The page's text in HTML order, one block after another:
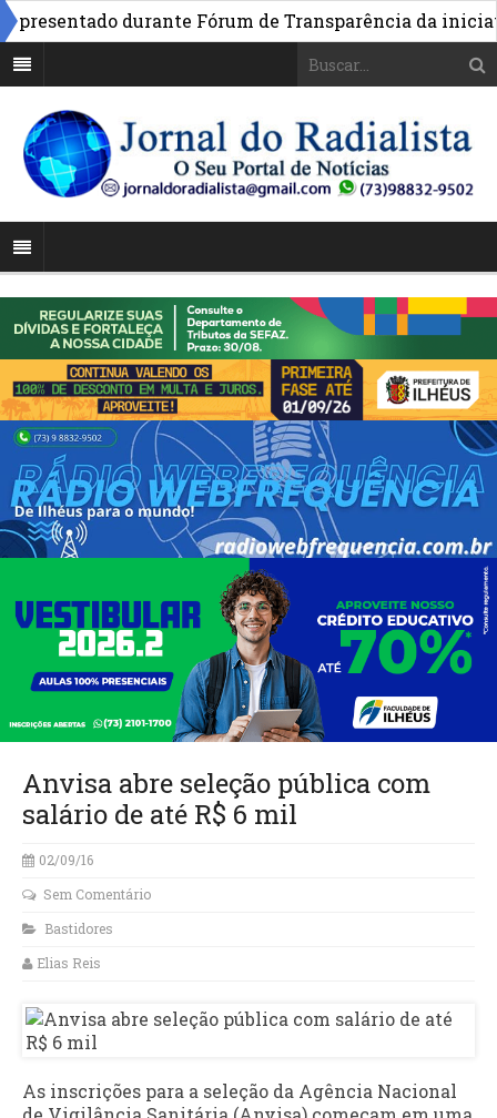
durante Fórum de Transparência da
Anvisa abre seleção pública com
salário de até R$ 6 mil
02/09/16
Sem Comentário
Bastidores
Elias Reis
As inscrições para a seleção da Agência Nacional